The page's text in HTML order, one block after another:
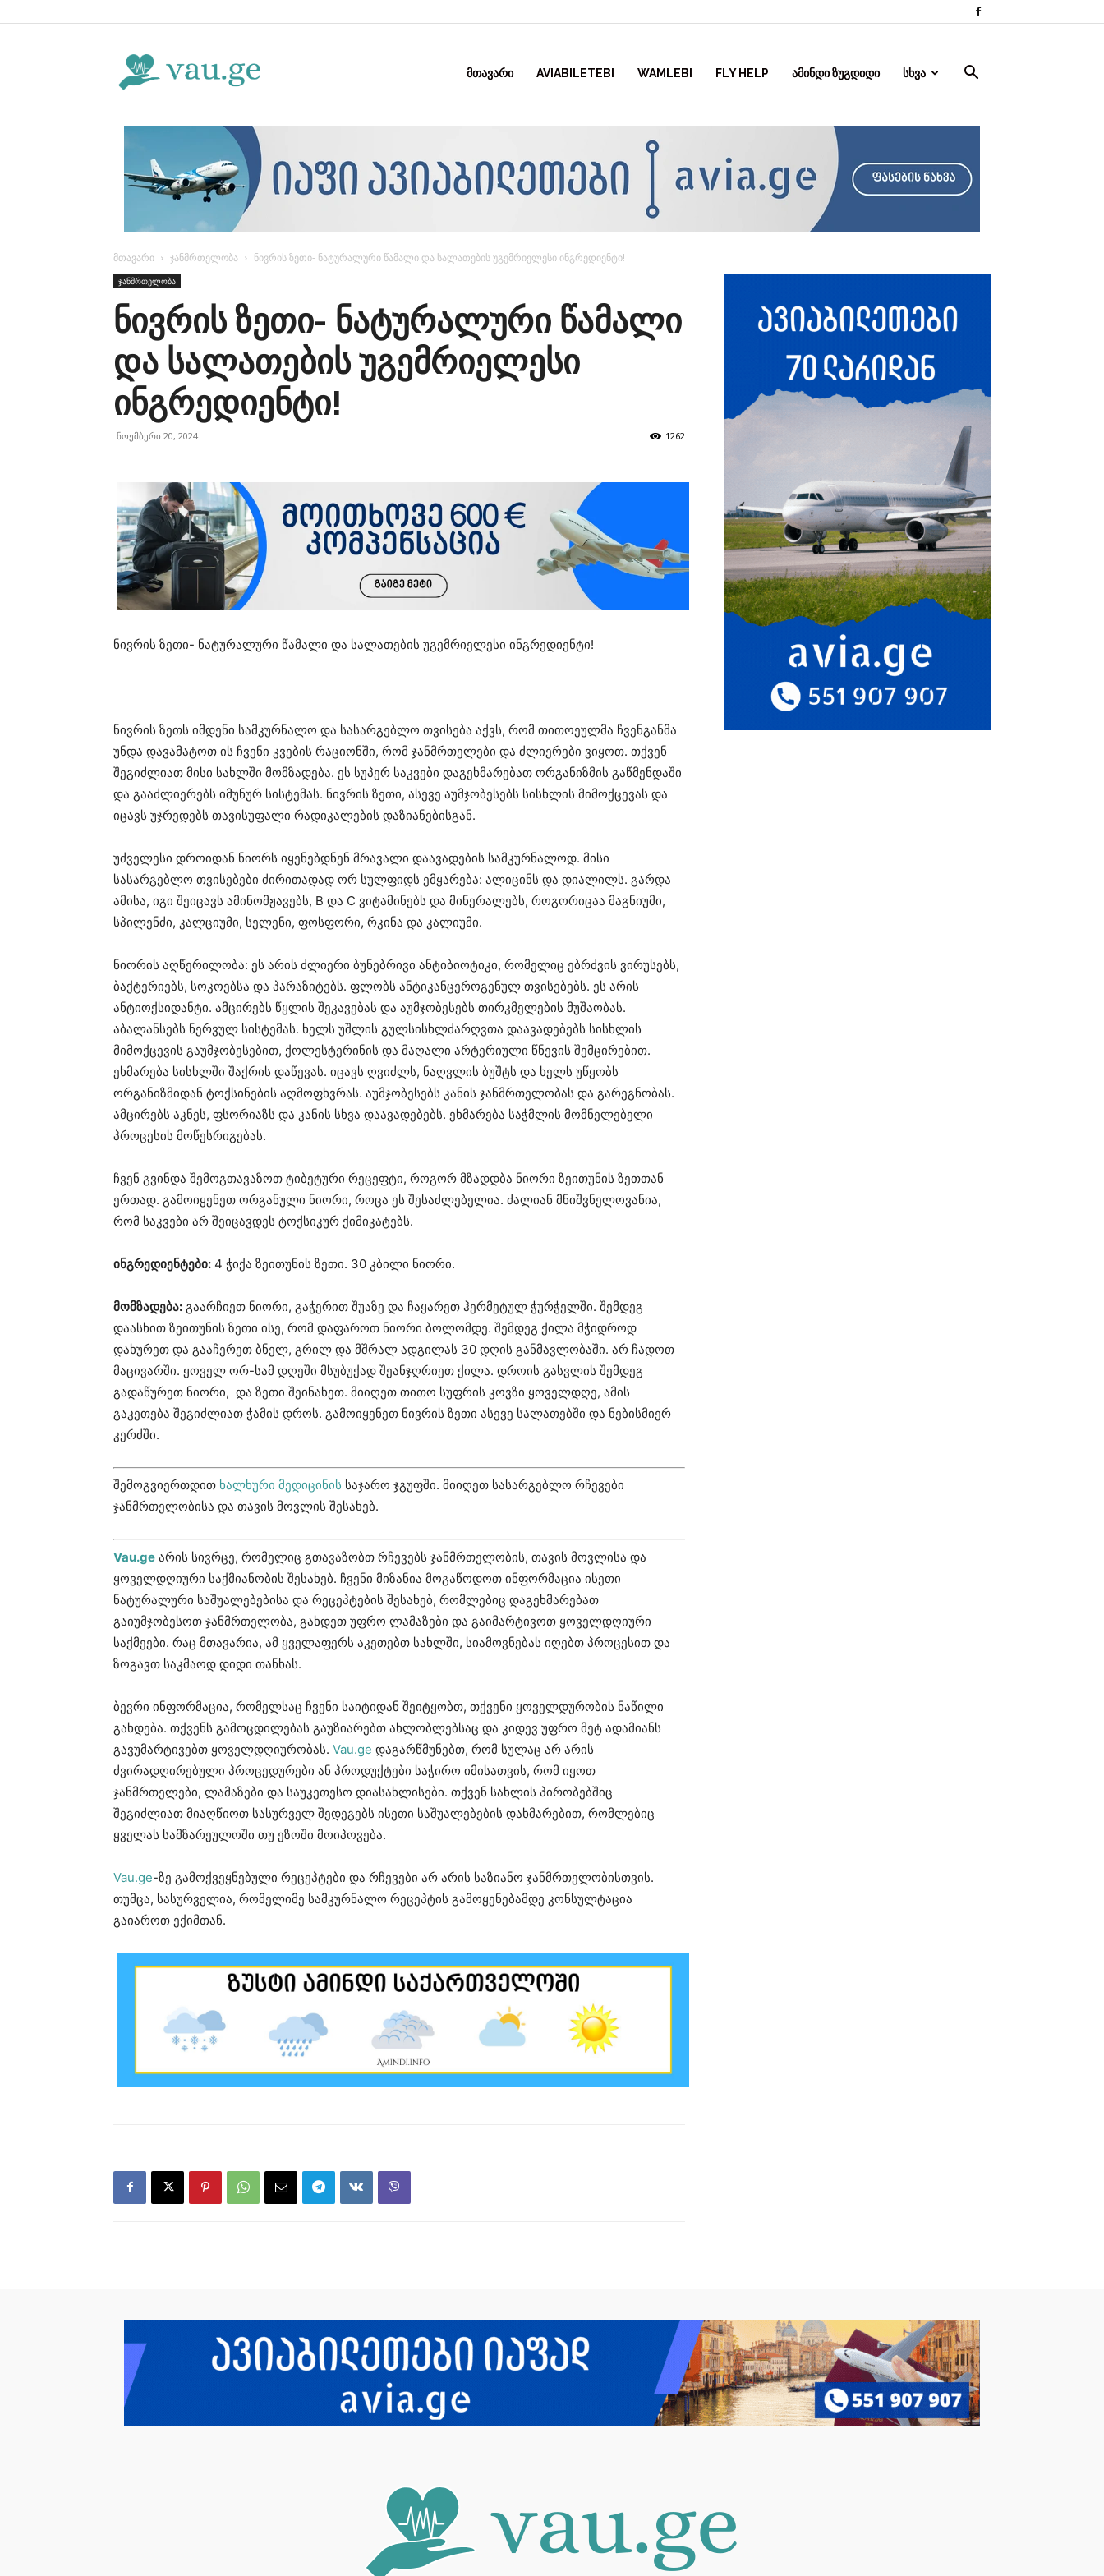
ᲛᲗᲐᲕᲐᲠᲘ AVIABILETEBI WAMLEBI FLY HELP ᲐᲛᲘᲜᲓᲘ ᲖᲣᲒᲓᲘᲓᲘ ᲡᲮᲕᲐ
მთავარი ჯანმრთელობა ნივრის ზეთი- ნატურალური წამალი და სალათების უგემრიელესი ინგრედიენტი!
ჯანმრთელობა
ნივრის ზეთი- ნატურალური წამალი
და სალათების უგემრიელესი
ინგრედიენტი!
ნოემბერი 20, 2024 1262
ნივრის ზეთი- ნატურალური წამალი და სალათების უგემრიელესი ინგრედიენტი!
ნივრის ზეთს იმდენი სამკურნალო და სასარგებლო თვისება აქვს, რომ თითოეულმა ჩვენგანმა
უნდა დავამატოთ ის ჩვენი კვების რაციონში, რომ ჯანმრთელები და ძლიერები ვიყოთ. თქვენ
შეგიძლიათ მისი სახლში მომზადება. ეს სუპერ საკვები დაგეხმარებათ ორგანიზმის გაწმენდაში
და გააძლიერებს იმუნურ სისტემას. ნივრის ზეთი, ასევე აუმჯობესებს სისხლის მიმოქცევას და
იცავს უჯრედებს თავისუფალი რადიკალების დაზიანებისგან.
უძველესი დროიდან ნიორს იყენებდნენ მრავალი დაავადების სამკურნალოდ. მისი
სასარგებლო თვისებები ძირითადად ორ სულფიდს ემყარება: ალიცინს და დიალილს. გარდა
ამისა, იგი შეიცავს ამინომჟავებს, B და C ვიტამინებს და მინერალებს, როგორიცაა მაგნიუმი,
სპილენძი, კალციუმი, სელენი, ფოსფორი, რკინა და კალიუმი.
ნიორის აღწერილობა: ეს არის ძლიერი ბუნებრივი ანტიბიოტიკი, რომელიც ებრძვის ვირუსებს,
ბაქტერიებს, სოკოებსა და პარაზიტებს. ფლობს ანტიკანცეროგენულ თვისებებს. ეს არის
ანტიოქსიდანტი. ამცირებს წყლის შეკავებას და აუმჯობესებს თირკმელების მუშაობას.
აბალანსებს ნერვულ სისტემას. ხელს უშლის გულსისხლძარღვთა დაავადებებს სისხლის
მიმოქცევის გაუმჯობესებით, ქოლესტერინის და მაღალი არტერიული წნევის შემცირებით.
ეხმარება სისხლში შაქრის დაწევას. იცავს ღვიძლს, ნაღვლის ბუშტს და ხელს უწყობს
ორგანიზმიდან ტოქსინების აღმოფხვრას. აუმჯობესებს კანის ჯანმრთელობას და გარეგნობას.
ამცირებს აკნეს, ფსორიაზს და კანის სხვა დაავადებებს. ეხმარება საჭმლის მომნელებელი
პროცესის მოწესრიგებას.
ჩვენ გვინდა შემოგთავაზოთ ტიბეტური რეცეფტი, როგორ მზადდბა ნიორი ზეითუნის ზეთთან
ერთად. გამოიყენეთ ორგანული ნიორი, როცა ეს შესაძლებელია. ძალიან მნიშვნელოვანია,
რომ საკვები არ შეიცავდეს ტოქსიკურ ქიმიკატებს.
ინგრედიენტები: 4 ჭიქა ზეითუნის ზეთი. 30 კბილი ნიორი.
მომზადება: გაარჩიეთ ნიორი, გაჭერით შუაზე და ჩაყარეთ ჰერმეტულ ჭურჭელში. შემდეგ
დაასხით ზეითუნის ზეთი ისე, რომ დაფაროთ ნიორი ბოლომდე. შემდეგ ქილა მჭიდროდ
დახურეთ და გააჩერეთ ბნელ, გრილ და მშრალ ადგილას 30 დღის განმავლობაში. არ ჩადოთ
მაცივარში. ყოველ ორ-სამ დღეში მსუბუქად შეანჯღრიეთ ქილა. დროის გასვლის შემდეგ
გადაწურეთ ნიორი, და ზეთი შეინახეთ. მიიღეთ თითო სუფრის კოვზი ყოველდღე, ამის
გაკეთება შეგიძლიათ ჭამის დროს. გამოიყენეთ ნივრის ზეთი ასევე სალათებში და ნებისმიერ
კერძში.
შემოგვიერთდით ხალხური მედიცინის საჯარო ჯგუფში. მიიღეთ სასარგებლო რჩევები
ჯანმრთელობისა და თავის მოვლის შესახებ.
Vau.ge არის სივრცე, რომელიც გთავაზობთ რჩევებს ჯანმრთელობის, თავის მოვლისა და
ყოველდღიური საქმიანობის შესახებ. ჩვენი მიზანია მოგაწოდოთ ინფორმაცია ისეთი
ნატურალური საშუალებებისა და რეცეპტების შესახებ, რომლებიც დაგეხმარებათ
გაიუმჯობესოთ ჯანმრთელობა, გახდეთ უფრო ლამაზები და გაიმარტივოთ ყოველდღიური
საქმეები. რაც მთავარია, ამ ყველაფერს აკეთებთ სახლში, სიამოვნებას იღებთ პროცესით და
ზოგავთ საკმაოდ დიდი თანხას.
ბევრი ინფორმაცია, რომელსაც ჩვენი საიტიდან შეიტყობთ, თქვენი ყოველდურობის ნაწილი
გახდება. თქვენს გამოცდილებას გაუზიარებთ ახლობლებსაც და კიდევ უფრო მეტ ადამიანს
გავუმარტივებთ ყოველდღიურობას. Vau.ge დაგარწმუნებთ, რომ სულაც არ არის
ძვირადღირებული პროცედურები ან პროდუქტები საჭირო იმისათვის, რომ იყოთ
ჯანმრთელები, ლამაზები და საუკეთესო დიასახლისები. თქვენ სახლის პირობებშიც
შეგიძლიათ მიაღწიოთ სასურველ შედეგებს ისეთი საშუალებების დახმარებით, რომლებიც
ყველას სამზარეულოში თუ ეზოში მოიპოვება.
Vau.ge-ზე გამოქვეყნებული რეცეპტები და რჩევები არ არის საზიანო ჯანმრთელობისთვის.
თუმცა, სასურველია, რომელიმე სამკურნალო რეცეპტის გამოყენებამდე კონსულტაცია
გაიაროთ ექიმთან.